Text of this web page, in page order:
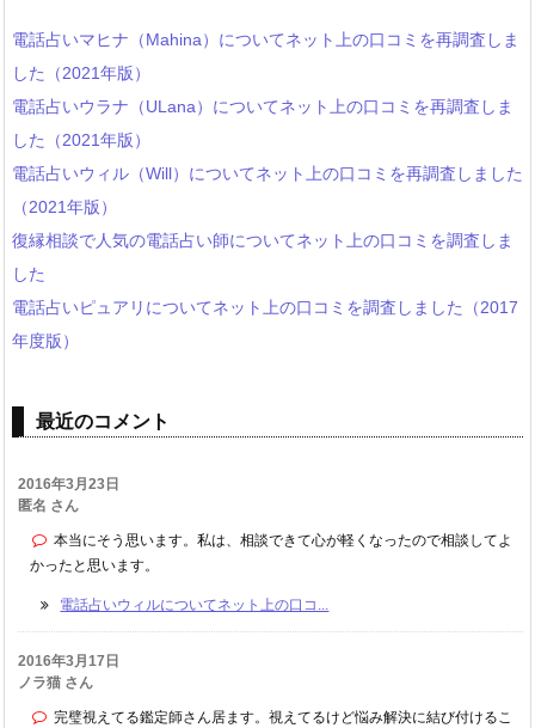
電話占いマヒナ（Mahina）についてネット上の口コミを再調査しま
した（2021年版）
電話占いウラナ（ULana）についてネット上の口コミを再調査しま
した（2021年版）
電話占いウィル（Will）についてネット上の口コミを再調査しました
（2021年版）
復縁相談で人気の電話占い師についてネット上の口コミを調査しま
した
電話占いピュアリについてネット上の口コミを調査しました（2017
年度版）
最近のコメント
2016年3月23日
匿名 さん
本当にそう思います。私は、相談できて心が軽くなったので相談してよ
かったと思います。
電話占いウィルについてネット上の口コ...
2016年3月17日
ノラ猫 さん
完璧視えてる鑑定師さん居ます。視えてるけど悩み解決に結び付けるこ